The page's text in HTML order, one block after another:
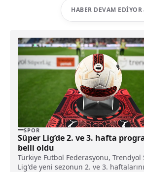
HABER DEVAM EDIYOR
SPOR
Süper Lig’de 2. ve 3. hafta
belli oldu
Türkiye Futbol Federasyonu, Trendyol
Lig'de yeni sezonun 2. ve 3.